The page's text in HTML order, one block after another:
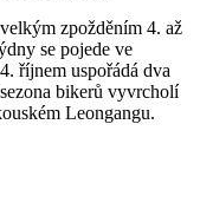
zpožděním 4. až
se pojede ve
říjnem uspořádá dva
bikerů vyvrcholí
Leongangu.